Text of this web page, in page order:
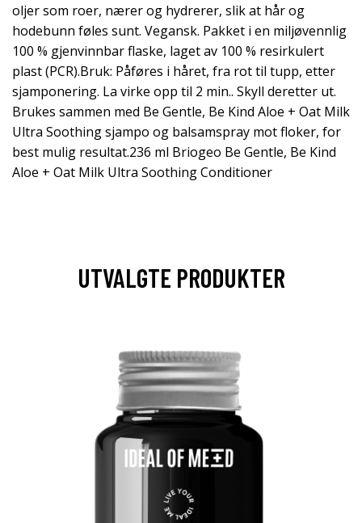
oljer som roer, nærer og hydrerer, slik at hår og
hodebunn føles sunt. Vegansk. Pakket i en miljøvennlig
100 % gjenvinnbar flaske, laget av 100 % resirkulert
plast (PCR).Bruk: Påføres i håret, fra rot til tupp, etter
sjamponering. La virke opp til 2 min.. Skyll deretter ut.
Brukes sammen med Be Gentle, Be Kind Aloe + Oat Milk
Ultra Soothing sjampo og balsamspray mot floker, for
best mulig resultat.236 ml Briogeo Be Gentle, Be Kind
Aloe + Oat Milk Ultra Soothing Conditioner
UTVALGTE PRODUKTER